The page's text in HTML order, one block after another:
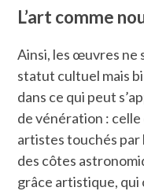
L’art comme
Ainsi, les œuvres ne
statut cultuel mais
dans ce qui peut
de vénération :
artistes touchés par
des côtes
grâce artistique,